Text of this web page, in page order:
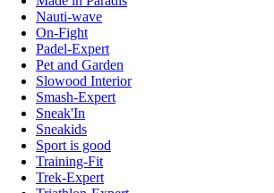
Nauti-wave
On-Fight
Padel-Expert
Pet and Garden
Slowood Interior
Smash-Expert
Sneak'In
Sneakids
Sport is good
Training-Fit
Trek-Expert